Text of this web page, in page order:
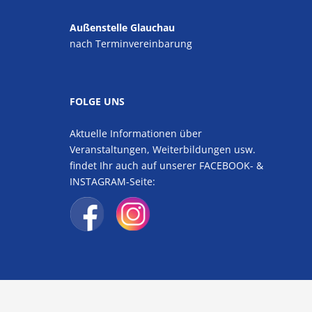
Außenstelle Glauchau
nach Terminvereinbarung
FOLGE UNS
Aktuelle Informationen über
Veranstaltungen, Weiterbildungen usw.
findet Ihr auch auf unserer FACEBOOK- &
INSTAGRAM-Seite: